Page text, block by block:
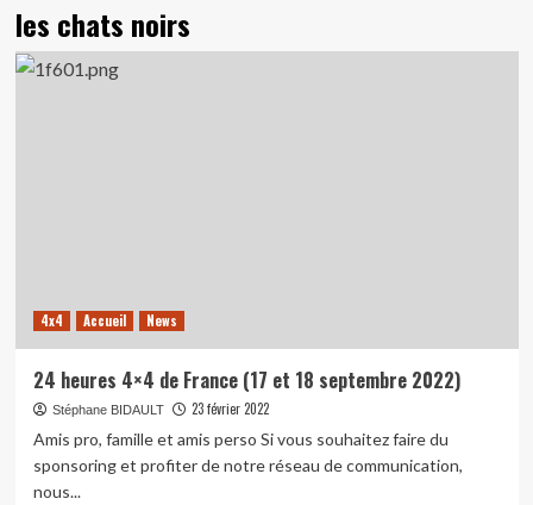
les chats noirs
4x4 Accueil News
24 heures 4×4 de France (17 et 18 septembre 2022)
Stéphane BIDAULT 23 février 2022
Amis pro, famille et amis perso Si vous souhaitez faire du
sponsoring et profiter de notre réseau de communication,
nous...